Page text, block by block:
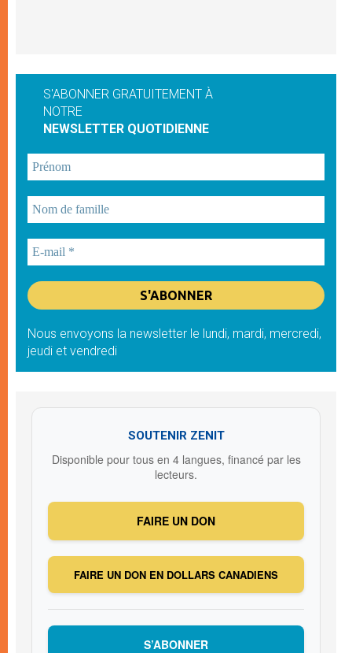
S'ABONNER GRATUITEMENT À
NOTRE
NEWSLETTER QUOTIDIENNE
Nous envoyons la newsletter le lundi, mardi, mercredi,
jeudi et vendredi
SOUTENIR ZENIT
Disponible pour tous en 4 langues, financé par les
lecteurs.
FAIRE UN DON
FAIRE UN DON EN DOLLARS CANADIENS
S’ABONNER